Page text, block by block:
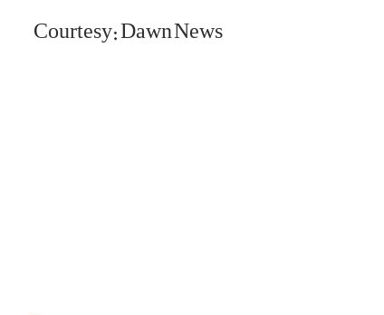
Courtesy: Dawn News